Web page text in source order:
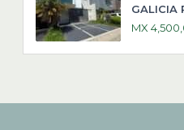
GALICIA
MX